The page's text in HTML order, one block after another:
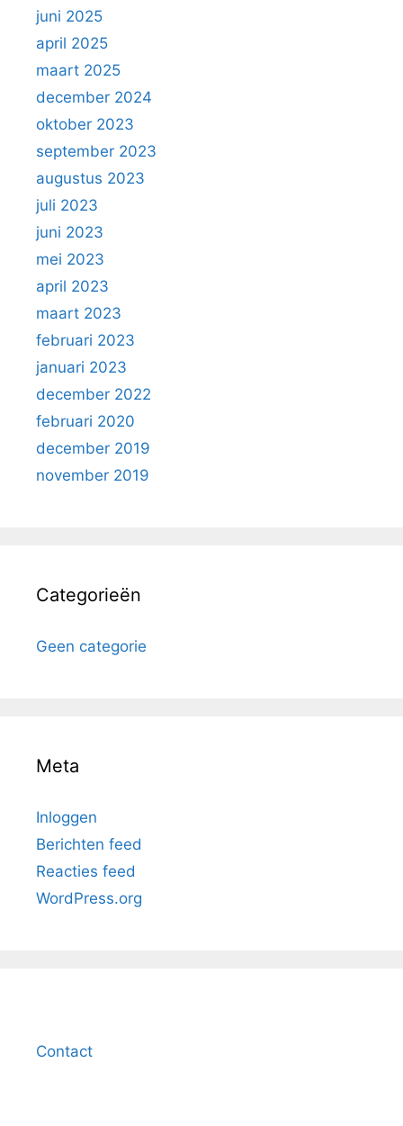
juni 2025
april 2025
maart 2025
december 2024
oktober 2023
september 2023
augustus 2023
juli 2023
juni 2023
mei 2023
april 2023
maart 2023
februari 2023
januari 2023
december 2022
februari 2020
december 2019
november 2019
Categorieën
Geen categorie
Meta
Inloggen
Berichten feed
Reacties feed
WordPress.org
Contact